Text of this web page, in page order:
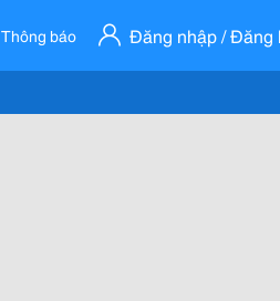
Thông báo Đăng nhập / Đăng